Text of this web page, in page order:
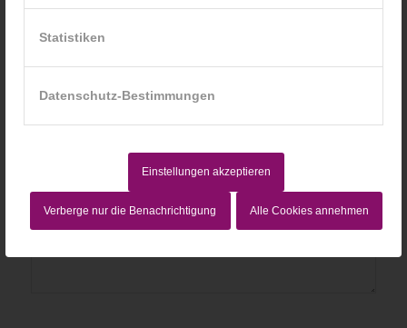
Statistiken
Datenschutz-Bestimmungen
Einstellungen akzeptieren
Verberge nur die Benachrichtigung Alle Cookies annehmen